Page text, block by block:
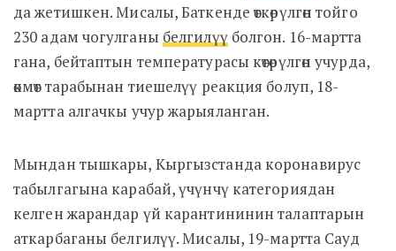
да жетишкен. Мисалы, Баткенде өткөрүлгөн тойго
230 адам чогулганы белгилүүболгон. 16-мартта
гана, бейтаптын температурасы көтөрүлгөн учурда,
өкмөт тарабынан тиешелүү реакция болуп, 18-
мартта алгачкы учур жарыяланган.
Мындан тышкары, Кыргызстанда коронавирус
табылгагына карабай, үчүнчү категориядан
келген жарандар үй карантининин талаптарын
аткарбаганы белгилүү. Мисалы, 19-мартта Сауд